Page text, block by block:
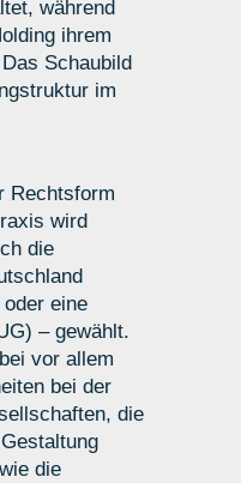
während
ihrem
Schaubild
im
Rechtsform
wird
die
eine
– gewählt.
vor allem
bei der
die
die